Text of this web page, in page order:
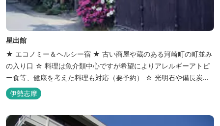
星出館
★ エコノミー＆ヘルシー宿 ★ 古い商屋や蔵のある河崎町の町並み
の入り口 ☆ 料理は魚介類中心ですが希望によりアレルギーアトピ
ー食等、健康を考えた料理も対応（要予約） ☆ 光明石や備長炭を
設置した青森ヒバと信楽焼のお風呂で心身のリフレッシュを！
【Japanese Inn Group 会員です】
伊勢志摩